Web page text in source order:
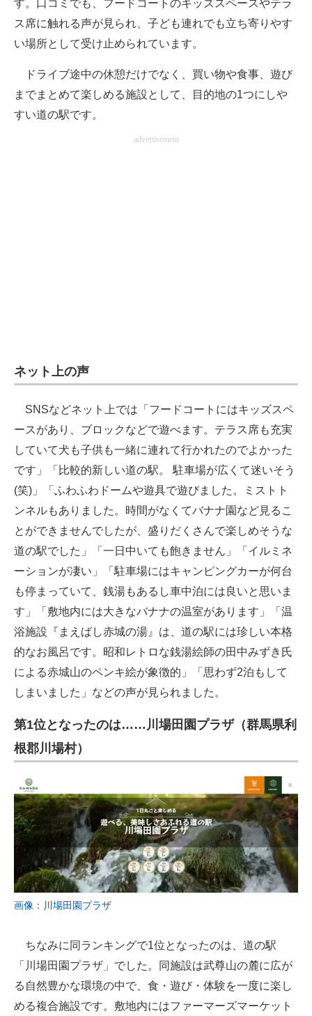
す。口コミでも、フードコートのキッズスペースやテラ
ス席に触れる声が見られ、子ども連れでも立ち寄りやす
い場所として受け止められています。
ドライブ途中の休憩だけでなく、買い物や食事、遊び
までまとめて楽しめる施設として、目的地の1つにしや
すい道の駅です。
advertisement
ネット上の声
SNSなどネット上では「フードコートにはキッズスペ
ースがあり、ブロックなどで遊べます。テラス席も充実
していて犬も子供も一緒に連れて行かれたのでよかった
です」「比較的新しい道の駅。 駐車場が広くて迷いそう
(笑)」「ふわふわドームや遊具で遊びました。ミストト
ンネルもありました。時間がなくてバナナ園など見るこ
とができませんでしたが、盛りだくさんで楽しめそうな
道の駅でした」「一日中いても飽きません」「イルミネ
ーションが凄い」「駐車場にはキャンピングカーが何台
も停まっていて、銭湯もあるし車中泊には良いと思いま
す」「敷地内には大きなバナナの温室があります」「温
浴施設『まえばし赤城の湯』は、​道の駅には珍しい本格
的なお風呂です。​昭和レトロな銭湯絵師の田中みずき氏
による赤城山のペンキ絵が象徴的」「思わず2泊もして
しまいました」などの声が見られました。
第1位となったのは…… 川場田園プラザ（群馬県利
根郡川場村）
画像：川場田園プラザ
ちなみに同ランキングで1位となったのは、道の駅
「川場田園プラザ」でした。同施設は武尊山の麓に広が
る自然豊かな環境の中で、食・遊び・体験を一度に楽し
める複合施設です。敷地内にはファーマーズマーケット